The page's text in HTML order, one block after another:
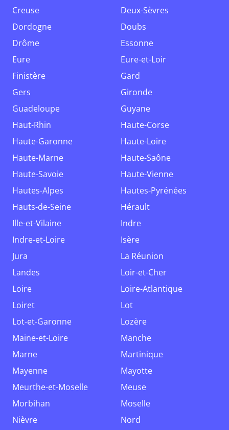
Creuse
Deux-Sèvres
Dordogne
Doubs
Drôme
Essonne
Eure
Eure-et-Loir
Finistère
Gard
Gers
Gironde
Guadeloupe
Guyane
Haut-Rhin
Haute-Corse
Haute-Garonne
Haute-Loire
Haute-Marne
Haute-Saône
Haute-Savoie
Haute-Vienne
Hautes-Alpes
Hautes-Pyrénées
Hauts-de-Seine
Hérault
Ille-et-Vilaine
Indre
Indre-et-Loire
Isère
Jura
La Réunion
Landes
Loir-et-Cher
Loire
Loire-Atlantique
Loiret
Lot
Lot-et-Garonne
Lozère
Maine-et-Loire
Manche
Marne
Martinique
Mayenne
Mayotte
Meurthe-et-Moselle
Meuse
Morbihan
Moselle
Nièvre
Nord